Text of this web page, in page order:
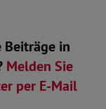
in
Melden Sie
per E-Mail